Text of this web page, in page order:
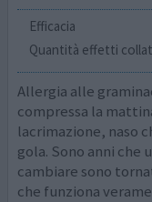
Efficacia
Quantità effetti
Allergia alle
compressa la
lacrimazione, naso
gola. Sono anni che
cambiare sono
che funziona